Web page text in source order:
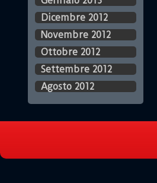
Dicembre 2012
Novembre 2012
Ottobre 2012
Settembre 2012
Agosto 2012